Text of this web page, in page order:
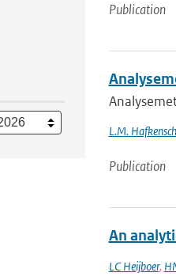
Publication
L.M.
Publication
An
LC Heijboer,